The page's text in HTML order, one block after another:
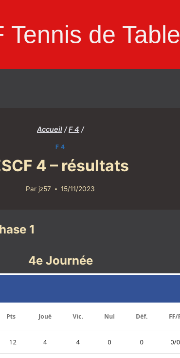
Tennis de Table
Accueil / F 4 /
F 4
4 – résultats
Par jz57 15/11/2023
1
4e Journée